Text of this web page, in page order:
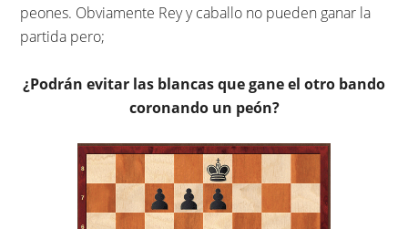
peones. Obviamente Rey y caballo no pueden ganar la
partida pero;
¿Podrán evitar las blancas que gane el otro bando
coronando un peón?